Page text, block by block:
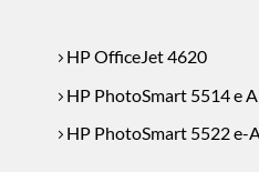
HP OfficeJet 4620
HP PhotoSmart 5514 e
HP PhotoSmart 5522 e-